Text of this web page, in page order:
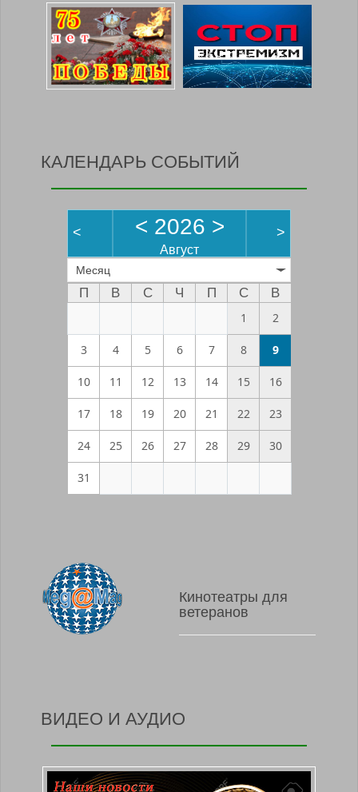
КАЛЕНДАРЬ СОБЫТИЙ
< < 2026 >
Август
>
Месяц
П В С Ч П С
В
1
2
3 4 5 6 7 8 9
10 11 12 13 14 15 16
17 18 19 20 21 22 23
24 25 26 27 28 29 30
31
Кинотеатры для
ветеранов
ВИДЕО И АУДИО